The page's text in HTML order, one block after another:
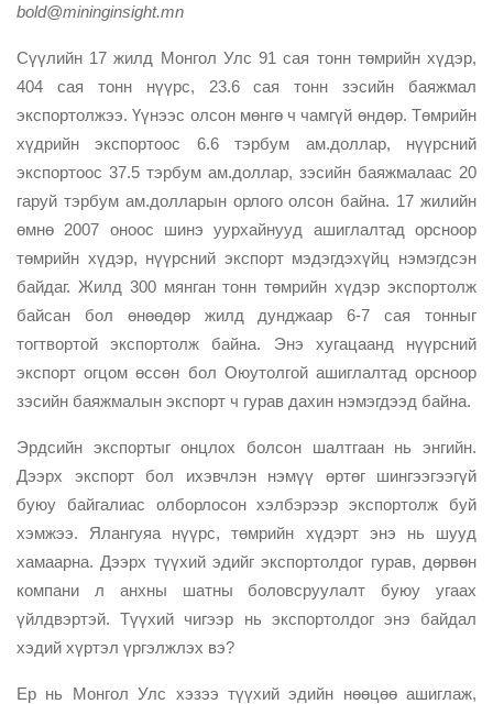
bold@mininginsight.mn
Сүүлийн 17 жилд Монгол Улс 91 сая тонн төмрийн хүдэр,
404 сая тонн нүүрс, 23.6 сая тонн зэсийн баяжмал
экспортолжээ. Үүнээс олсон мөнгө ч чамгүй өндөр. Төмрийн
хүдрийн экспортоос 6.6 тэрбум ам.доллар, нүүрсний
экспортоос 37.5 тэрбум ам.доллар, зэсийн баяжмалаас 20
гаруй тэрбум ам.долларын орлого олсон байна. 17 жилийн
өмнө 2007 оноос шинэ уурхайнууд ашиглалтад орсноор
төмрийн хүдэр, нүүрсний экспорт мэдэгдэхүйц нэмэгдсэн
байдаг. Жилд 300 мянган тонн төмрийн хүдэр экспортолж
байсан бол өнөөдөр жилд дунджаар 6-7 сая тонныг
тогтвортой экспортолж байна. Энэ хугацаанд нүүрсний
экспорт огцом өссөн бол Оюутолгой ашиглалтад орсноор
зэсийн баяжмалын экспорт ч гурав дахин нэмэгдээд байна.
Эрдсийн экспортыг онцлох болсон шалтгаан нь энгийн.
Дээрх экспорт бол ихэвчлэн нэмүү өртөг шингээгээгүй
буюу байгалиас олборлосон хэлбэрээр экспортолж буй
хэмжээ. Ялангуяа нүүрс, төмрийн хүдэрт энэ нь шууд
хамаарна. Дээрх түүхий эдийг экспортолдог гурав, дөрвөн
компани л анхны шатны боловсруулалт буюу угаах
үйлдвэртэй. Түүхий чигээр нь экспортолдог энэ байдал
хэдий хүртэл үргэлжлэх вэ?
Ер нь Монгол Улс хэзээ түүхий эдийн нөөцөө ашиглаж,